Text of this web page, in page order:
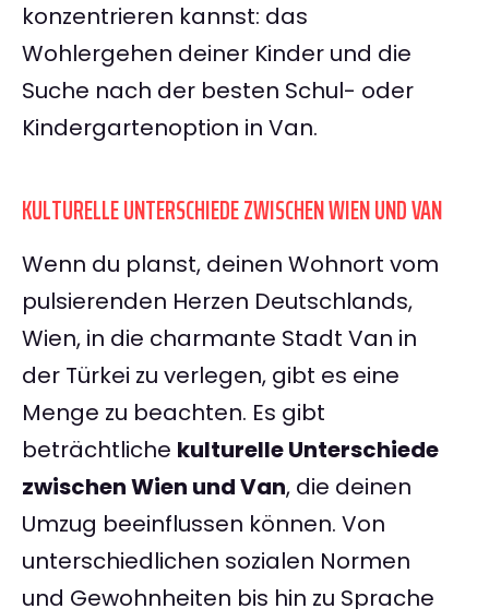
konzentrieren kannst: das
Wohlergehen deiner Kinder und die
Suche nach der besten Schul- oder
Kindergartenoption in Van.
KULTURELLE UNTERSCHIEDE ZWISCHEN WIEN UND VAN
Wenn du planst, deinen Wohnort vom
pulsierenden Herzen Deutschlands,
Wien, in die charmante Stadt Van in
der Türkei zu verlegen, gibt es eine
Menge zu beachten. Es gibt
beträchtliche kulturelle Unterschiede
zwischen Wien und Van, die deinen
Umzug beeinflussen können. Von
unterschiedlichen sozialen Normen
und Gewohnheiten bis hin zu Sprache